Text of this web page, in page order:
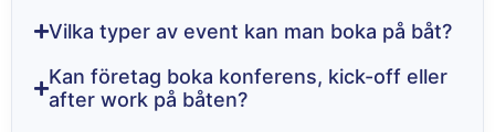
Vilka typer av event kan man boka på båt?
Kan företag boka konferens, kick-off eller
after work på båten?